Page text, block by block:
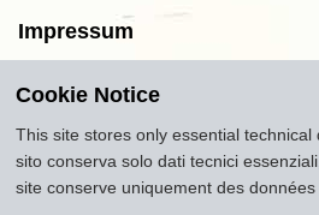
Impressum
Copyright2016-2026
museumoftravel.org"
InfoDeveloped bywww.rhpositive.net.
Translations Openai ChatGPT. Images
Cookie Notice
This site stores only essential
sito conserva solo dati tecnici
site conserve uniquement des